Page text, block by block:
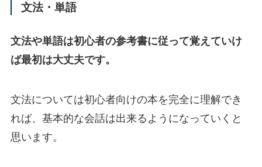
文法・単語
文法や単語は初心者の参考書に従って覚えていけ
ば最初は大丈夫です。
文法については初心者向けの本を完全に理解でき
れば、基本的な会話は出来るようになっていくと
思います。